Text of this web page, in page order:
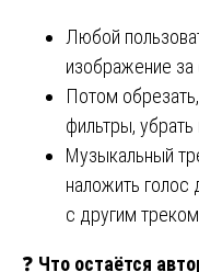
Любой
изображение
Потом
фильтры,
Музыкальный
наложить голос
с другим
❓ Что остаётся